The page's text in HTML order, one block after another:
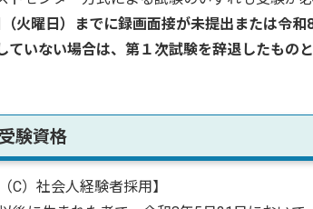
火曜日）までに録画面接が未提出または令
ていない場合は、第１次試験を辞退したもの
験資格
C）社会人経験者採用】